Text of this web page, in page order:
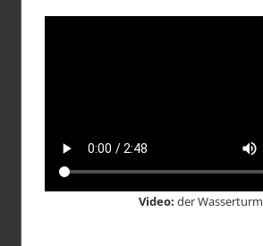
Video: der Wasserturm